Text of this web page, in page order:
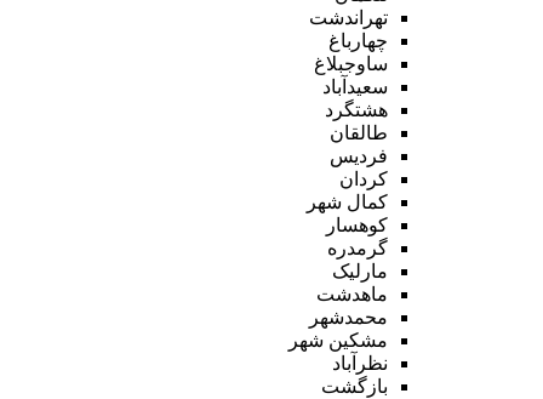
تهراندشت
چهارباغ
ساوجبلاغ
سعیدآباد
هشتگرد
طالقان
فردیس
کردان
کمال شهر
کوهسار
گرمدره
مارلیک
ماهدشت
محمدشهر
مشکین شهر
نظرآباد
بازگشت